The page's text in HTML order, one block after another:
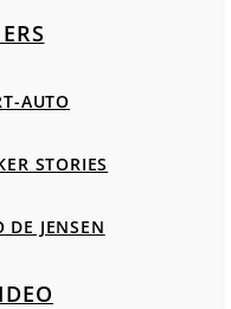
AUTO
STORIES
DE JENSEN